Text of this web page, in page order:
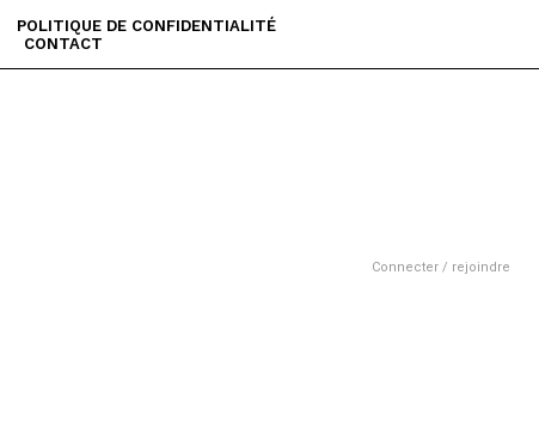
POLITIQUE DE CONFIDENTIALITÉ
CONTACT
Connecter / rejoindre